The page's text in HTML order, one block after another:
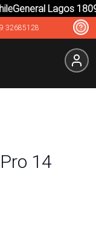
General Lagos
32685128
14